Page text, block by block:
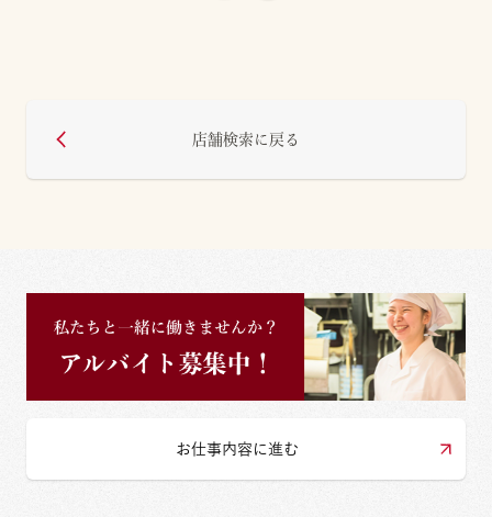
店舗検索に戻る
お仕事内容に進む